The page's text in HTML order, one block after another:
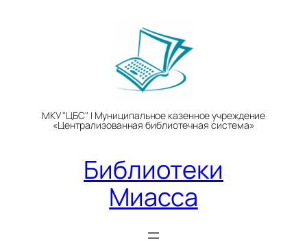
МКУ "ЦБС" | Муниципальное казенное учреждение
«Централизованная библиотечная система»
Библиотеки
Миасса